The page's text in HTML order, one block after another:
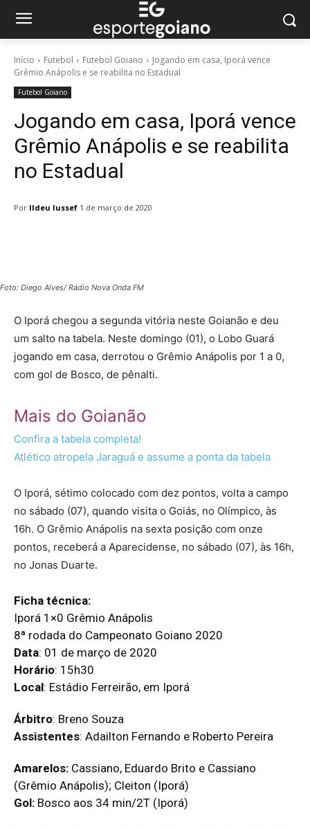
Início Futebol Futebol Goiano
Jogando em casa, Iporá vence
Grêmio Anápolis e se reabilita no Estadual
Futebol Goiano
Jogando em casa, Iporá vence
Grêmio Anápolis e se reabilita
no Estadual
Por Ildeu Iussef 1 de março de 2020
Foto: Diego Alves/ Rádio Nova Onda FM
O Iporá chegou a segunda vitória neste Goianão e deu
um salto na tabela. Neste domingo (01), o Lobo Guará
jogando em casa, derrotou o Grêmio Anápolis por 1 a 0,
com gol de Bosco, de pênalti.
Mais do Goianão
Confira a tabela completa!
Atlético atropela Jaraguá e assume a ponta da tabela
O Iporá, sétimo colocado com dez pontos, volta a campo
no sábado (07), quando visita o Goiás, no Olímpico, às
16h. O Grêmio Anápolis na sexta posição com onze
pontos, receberá a Aparecidense, no sábado (07), às 16h,
no Jonas Duarte.
Ficha técnica:
Iporá 1×0 Grêmio Anápolis
8ª rodada do Campeonato Goiano 2020
Data: 01 de março de 2020
Horário: 15h30
Local: Estádio Ferreirão, em Iporá
Árbitro: Breno Souza
Assistentes: Adailton Fernando e Roberto Pereira
Amarelos: Cassiano, Eduardo Brito e Cassiano
(Grêmio Anápolis); Cleiton (Iporá)
Gol: Bosco aos 34 min/2T (Iporá)